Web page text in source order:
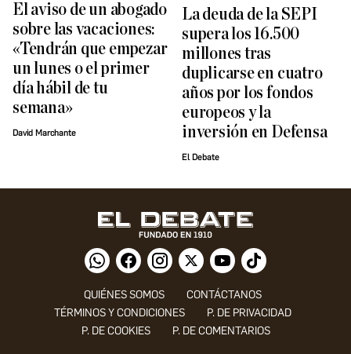
El aviso de un abogado
sobre las vacaciones:
«Tendrán que empezar
un lunes o el primer
día hábil de tu
semana»
David Marchante
La deuda de la SEPI
supera los 16.500
millones tras
duplicarse en cuatro
años por los fondos
europeos y la
inversión en Defensa
El Debate
QUIÉNES SOMOS
CONTÁCTANOS
TÉRMINOS Y CONDICIONES
P. DE PRIVACIDAD
P. DE COOKIES
P. DE COMENTARIOS